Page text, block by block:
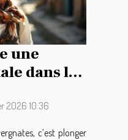
une
dans les
2026 10:36
c’est plonger